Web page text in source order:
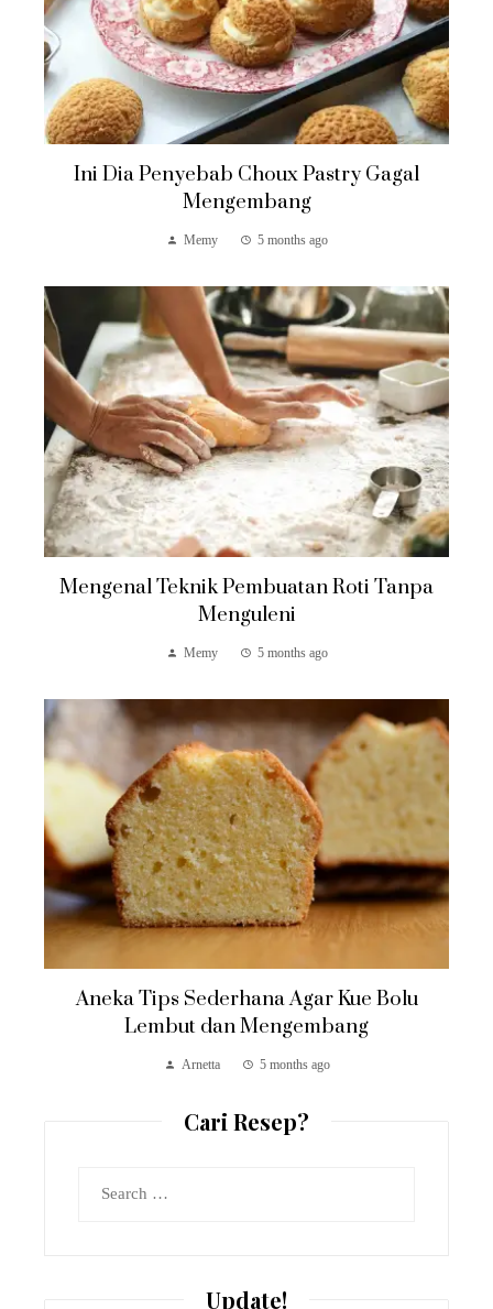
Ini Dia Penyebab Choux Pastry Gagal
Mengembang
Memy 5 months ago
Mengenal Teknik Pembuatan Roti Tanpa
Menguleni
Memy 5 months ago
Aneka Tips Sederhana Agar Kue Bolu
Lembut dan Mengembang
Arnetta 5 months ago
Cari Resep?
Update!